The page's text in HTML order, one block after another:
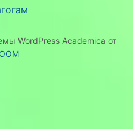
WordPress Academica от